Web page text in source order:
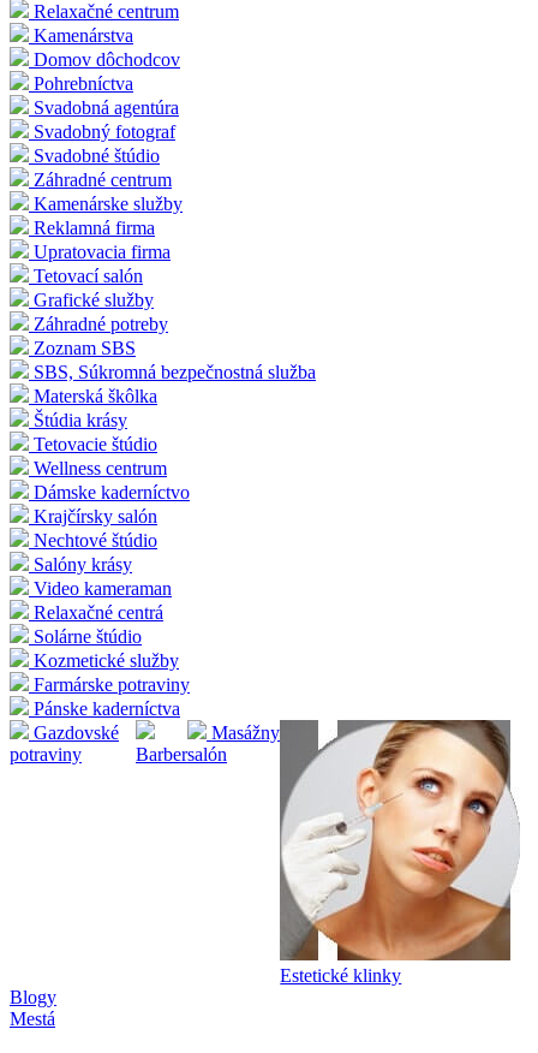
Relaxačné centrum
Kamenárstva
Domov dôchodcov
Pohrebníctva
Svadobná agentúra
Svadobný fotograf
Svadobné štúdio
Záhradné centrum
Kamenárske služby
Reklamná firma
Upratovacia firma
Tetovací salón
Grafické služby
Záhradné potreby
Zoznam SBS
SBS, Súkromná bezpečnostná služba
Materská škôlka
Štúdia krásy
Tetovacie štúdio
Wellness centrum
Dámske kaderníctvo
Krajčírsky salón
Nechtové štúdio
Salóny krásy
Video kameraman
Relaxačné centrá
Solárne štúdio
Kozmetické služby
Farmárske potraviny
Pánske kaderníctva
Gazdovské
potraviny
Barber
Masážny
salón
Estetické klinky
Blogy
Mestá